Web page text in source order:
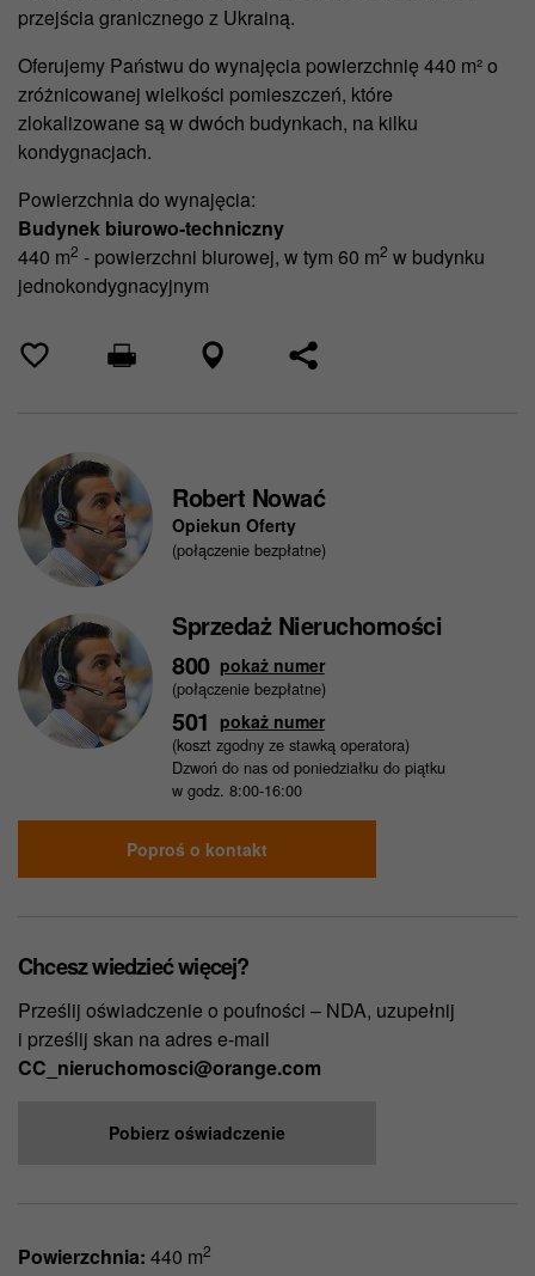
przejścia granicznego z Ukrainą.
Oferujemy Państwu do wynajęcia powierzchnię 440 m² o
zróżnicowanej wielkości pomieszczeń, które
zlokalizowane są w dwóch budynkach, na kilku
kondygnacjach.
Powierzchnia do wynajęcia:
Budynek biurowo-techniczny
440 m2 - powierzchni biurowej, w tym 60 m2 w budynku
jednokondygnacyjnym
Robert Nować
Opiekun Oferty
(połączenie bezpłatne)
Sprzedaż Nieruchomości
800 pokaż numer
(połączenie bezpłatne)
501 pokaż numer
(koszt zgodny ze stawką operatora)
Dzwoń do nas od poniedziałku do piątku
w godz. 8:00-16:00
Poproś o kontakt
Chcesz wiedzieć więcej?
Prześlij oświadczenie o poufności – NDA, uzupełnij
i prześlij skan na adres e-mail
CC_nieruchomosci@orange.com
Pobierz oświadczenie
Powierzchnia: 440 m2